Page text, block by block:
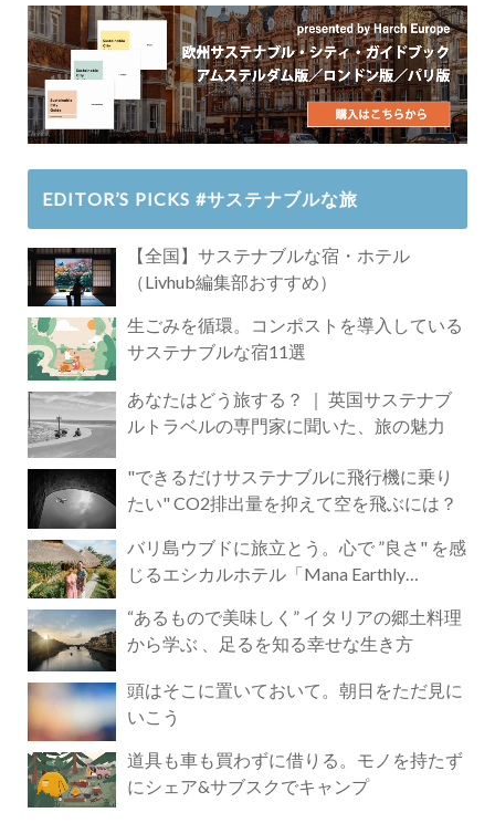
EDITOR’S PICKS #サステナブルな旅
【全国】サステナブルな宿・ホテル
（Livhub編集部おすすめ）
生ごみを循環。コンポストを導入している
サステナブルな宿11選
あなたはどう旅する？ ｜ 英国サステナブ
ルトラベルの専門家に聞いた、旅の魅力
"できるだけサステナブルに飛行機に乗り
たい" CO2排出量を抑えて空を飛ぶには？
バリ島ウブドに旅立とう。心で ”良さ" を感
じるエシカルホテル「Mana Earthly
“あるもので美味しく” イタリアの郷土料理
から学ぶ 、足るを知る幸せな生き方
頭はそこに置いておいて。朝日をただ見に
いこう
道具も車も買わずに借りる。モノを持たず
にシェア&サブスクでキャンプ